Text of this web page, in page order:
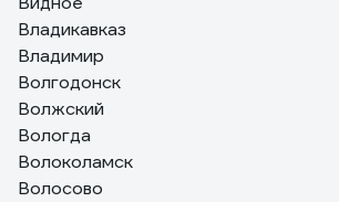
Владикавказ
Владимир
Волгодонск
Волжский
Вологда
Волоколамск
Волосово